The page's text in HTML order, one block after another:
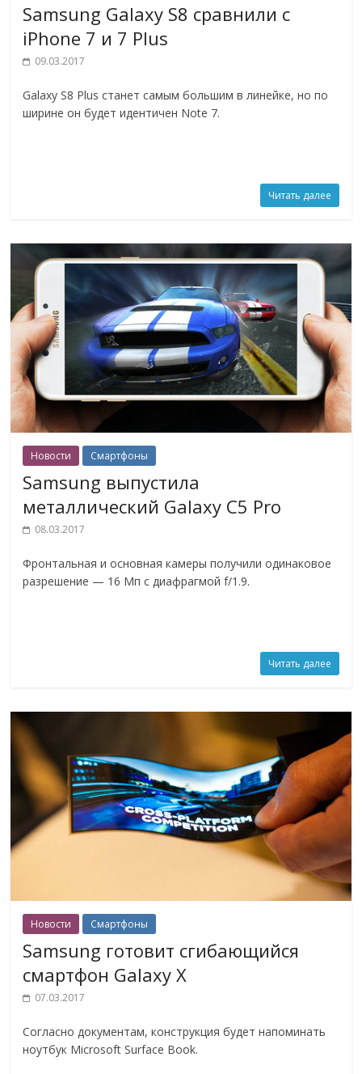
Samsung Galaxy S8 сравнили с
iPhone 7 и 7 Plus
09.03.2017
Galaxy S8 Plus станет самым большим в линейке, но по
ширине он будет идентичен Note 7.
Читать далее
Новости Смартфоны
Samsung выпустила
металлический Galaxy C5 Pro
08.03.2017
Фронтальная и основная камеры получили одинаковое
разрешение — 16 Мп с диафрагмой f/1.9.
Читать далее
Новости Смартфоны
Samsung готовит сгибающийся
смартфон Galaxy X
07.03.2017
Согласно документам, конструкция будет напоминать
ноутбук Microsoft Surface Book.